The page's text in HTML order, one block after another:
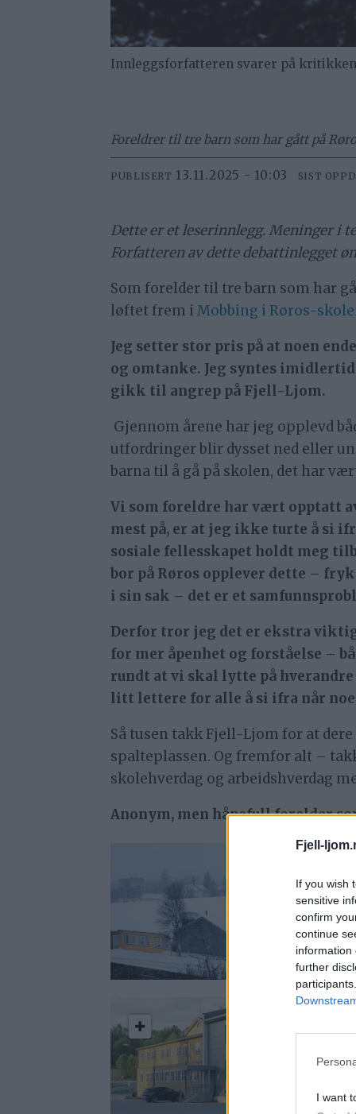
Fjell-
If you wish
sensitive
confirm
continue
information
further
I want
Innleggsforfatteren svarer på
Foreldrer til tre barn som har gått på
PUBLISERT 13.11.2025 - 10:03 SIST
Dette er et leserinnlegg. Meninger i
Forfatteren av dette debattinlegget
Som forelder til tre barn som har
løftet frem iMobbing i Røros-
Jeg setter stor pris på at noen
og omtanke. Jeg syntes
gikk til angrep på Fjell-Ljom.
Gjennom årene har jeg opplevd
utfordringer blir dysset ned eller
barna til å gå på skolen, det har
Vi som foreldre har vært opptatt
mest på, er at jeg ikke turte å si
sosiale fellesskapet holdt meg
bor på Røros opplever dette –
i sin sak – det er et
Derfor tror jeg det er ekstra
for mer åpenhet og forståelse –
rundt at vi skal lytte på
litt lettere for alle å si ifra når
Så tusen takk Fjell-Ljom for at
spalteplassen. Og fremfor alt –
skolehverdag og arbeidshverdag
Anonym, men håpefull forelder